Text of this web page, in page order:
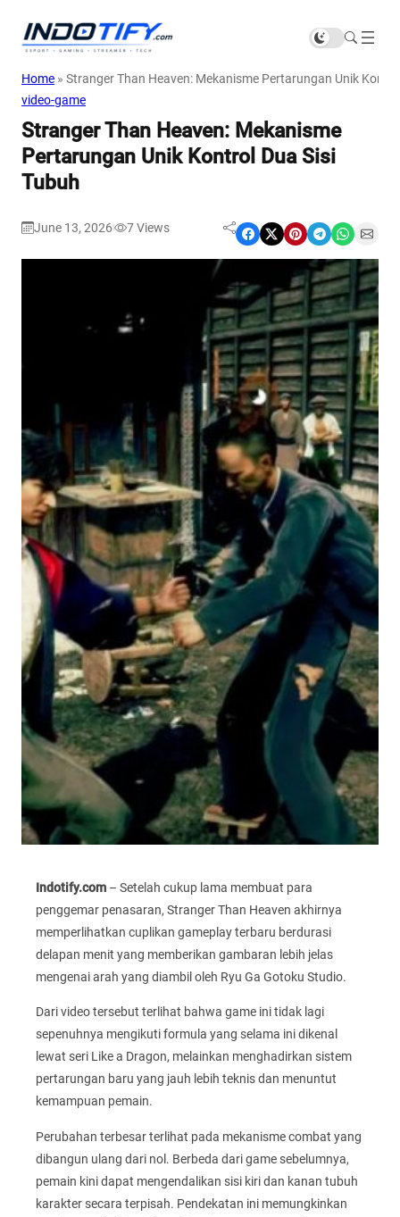
Home » Stranger Than Heaven: Mekanisme Pertarungan Unik
video-game
Stranger Than Heaven: Mekanisme
Pertarungan Unik Kontrol Dua Sisi
Tubuh
June 13, 2026 7Views Share on Facebook Share on X Share on Pinterest Share on Telegram Share on WhatsApp Share on Email
Indotify.com – Setelah cukup lama membuat para
penggemar penasaran, Stranger Than Heaven akhirnya
memperlihatkan cuplikan gameplay terbaru berdurasi
delapan menit yang memberikan gambaran lebih jelas
mengenai arah yang diambil oleh Ryu Ga Gotoku Studio.
Dari video tersebut terlihat bahwa game ini tidak lagi
sepenuhnya mengikuti formula yang selama ini dikenal
lewat seri Like a Dragon, melainkan menghadirkan sistem
pertarungan baru yang jauh lebih teknis dan menuntut
kemampuan pemain.
Perubahan terbesar terlihat pada mekanisme combat yang
dibangun ulang dari nol. Berbeda dari game sebelumnya,
pemain kini dapat mengendalikan sisi kiri dan kanan tubuh
karakter secara terpisah. Pendekatan ini memungkinkan